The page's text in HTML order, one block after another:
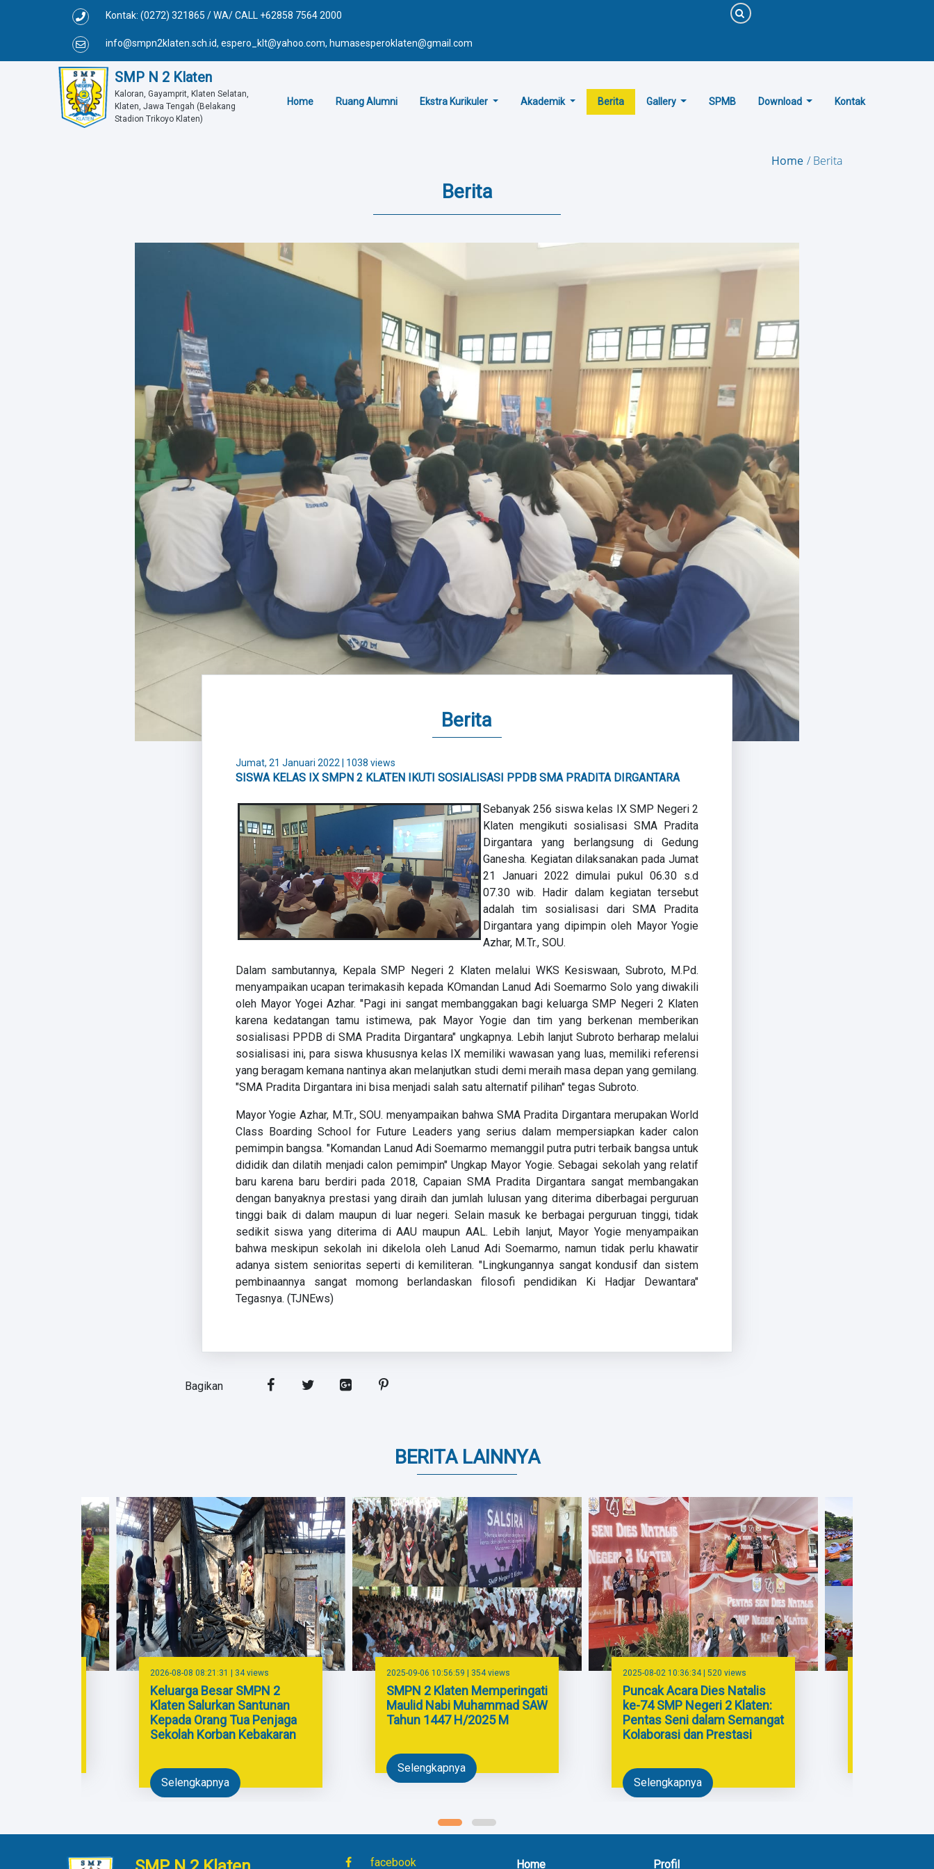
Kontak: (0272) 321865 / WA/ CALL +62858 7564 2000
info@smpn2klaten.sch.id, espero_klt@yahoo.com, humasesperoklaten@gmail.com
SMP N 2 Klaten
Kaloran, Gayamprit, Klaten Selatan,
Klaten, Jawa Tengah (Belakang
Stadion Trikoyo Klaten)
Home Ruang Alumni Ekstra Kurikuler Akademik Berita Gallery SPMB Download Kontak
Home Berita
Berita
Berita
Jumat, 21 Januari 2022| 1038 views
SISWA KELAS IX SMPN 2 KLATEN IKUTI SOSIALISASI PPDB SMA PRADITA DIRGANTARA
Sebanyak 256 siswa kelas IX SMP Negeri 2
Klaten mengikuti sosialisasi SMA Pradita
Dirgantara yang berlangsung di Gedung
Ganesha. Kegiatan dilaksanakan pada Jumat
21 Januari 2022 dimulai pukul 06.30 s.d
07.30 wib. Hadir dalam kegiatan tersebut
adalah tim sosialisasi dari SMA Pradita
Dirgantara yang dipimpin oleh Mayor Yogie
Azhar, M.Tr., SOU.
Dalam sambutannya, Kepala SMP Negeri 2 Klaten melalui WKS Kesiswaan, Subroto, M.Pd.
menyampaikan ucapan terimakasih kepada KOmandan Lanud Adi Soemarmo Solo yang diwakili
oleh Mayor Yogei Azhar. "Pagi ini sangat membanggakan bagi keluarga SMP Negeri 2 Klaten
karena kedatangan tamu istimewa, pak Mayor Yogie dan tim yang berkenan memberikan
sosialisasi PPDB di SMA Pradita Dirgantara" ungkapnya. Lebih lanjut Subroto berharap melalui
sosialisasi ini, para siswa khususnya kelas IX memiliki wawasan yang luas, memiliki referensi
yang beragam kemana nantinya akan melanjutkan studi demi meraih masa depan yang gemilang.
"SMA Pradita Dirgantara ini bisa menjadi salah satu alternatif pilihan" tegas Subroto.
Mayor Yogie Azhar, M.Tr., SOU. menyampaikan bahwa SMA Pradita Dirgantara merupakan World
Class Boarding School for Future Leaders yang serius dalam mempersiapkan kader calon
pemimpin bangsa. "Komandan Lanud Adi Soemarmo memanggil putra putri terbaik bangsa untuk
dididik dan dilatih menjadi calon pemimpin" Ungkap Mayor Yogie. Sebagai sekolah yang relatif
baru karena baru berdiri pada 2018, Capaian SMA Pradita Dirgantara sangat membangakan
dengan banyaknya prestasi yang diraih dan jumlah lulusan yang diterima diberbagai perguruan
tinggi baik di dalam maupun di luar negeri. Selain masuk ke berbagai perguruan tinggi, tidak
sedikit siswa yang diterima di AAU maupun AAL. Lebih lanjut, Mayor Yogie menyampaikan
bahwa meskipun sekolah ini dikelola oleh Lanud Adi Soemarmo, namun tidak perlu khawatir
adanya sistem senioritas seperti di kemiliteran. "Lingkungannya sangat kondusif dan sistem
pembinaannya sangat momong berlandaskan filosofi pendidikan Ki Hadjar Dewantara"
Tegasnya. (TJNEws)
Bagikan
BERITA LAINNYA
2026-08-08 08:21:31 | 34 views
Keluarga Besar SMPN 2
Klaten Salurkan Santunan
Kepada Orang Tua Penjaga
Sekolah Korban Kebakaran
Selengkapnya
2025-09-06 10:56:59 | 354 views
SMPN 2 Klaten Memperingati
Maulid Nabi Muhammad SAW
Tahun 1447 H/2025 M
Selengkapnya
2025-08-02 10:36:34 | 520 views
Puncak Acara Dies Natalis
ke-74 SMP Negeri 2 Klaten:
Pentas Seni dalam Semangat
Kolaborasi dan Prestasi
Selengkapnya
facebook Home Profil